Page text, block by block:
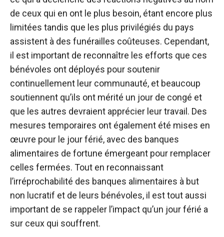
de ceux qui en ont le plus besoin, étant encore plus
limitées tandis que les plus privilégiés du pays
assistent à des funérailles coûteuses. Cependant,
il est important de reconnaître les efforts que ces
bénévoles ont déployés pour soutenir
continuellement leur communauté, et beaucoup
soutiennent qu’ils ont mérité un jour de congé et
que les autres devraient apprécier leur travail. Des
mesures temporaires ont également été mises en
œuvre pour le jour férié, avec des banques
alimentaires de fortune émergeant pour remplacer
celles fermées. Tout en reconnaissant
l’irréprochabilité des banques alimentaires à but
non lucratif et de leurs bénévoles, il est tout aussi
important de se rappeler l’impact qu’un jour férié a
sur ceux qui souffrent.